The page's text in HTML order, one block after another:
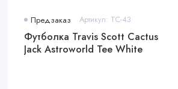
Предзаказ Артикул: TC-43
Футболка Travis Scott Cactus
Jack Astroworld Tee White